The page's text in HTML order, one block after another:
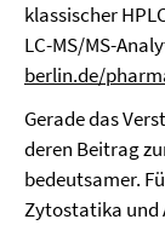
klassischer
LC-MS/MS-
berlin.de/
Gerade das
deren Beitrag
bedeutsamer.
Zytostatika und